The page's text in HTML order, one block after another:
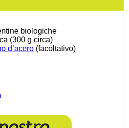
biologiche
(300 g circa)
d’acero (facoltativo)